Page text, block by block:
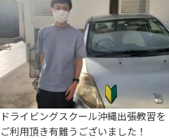
ドライビングスクール沖縄出張教習を
ご利用頂き有難うございました！